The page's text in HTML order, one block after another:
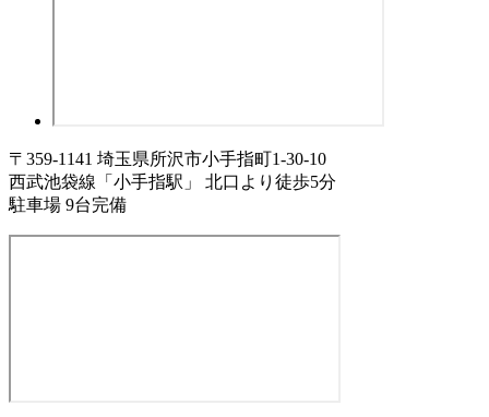
〒359-1141 埼玉県所沢市小手指町1-30-10
西武池袋線「小手指駅」 北口より徒歩5分
駐車場 9台完備